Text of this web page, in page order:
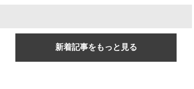
新着記事をもっと見る